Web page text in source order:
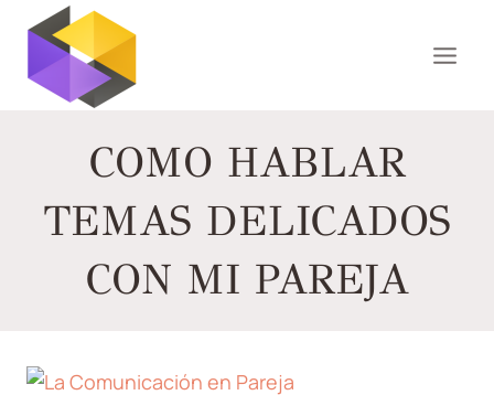
Saltar
contenido
COMO HABLAR
TEMAS DELICADOS
CON MI PAREJA